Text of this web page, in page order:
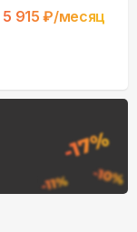
5 915 ₽/месяц